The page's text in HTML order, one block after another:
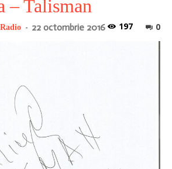
de
radio
– Talisman
- 22 octombrie 2016 0
197